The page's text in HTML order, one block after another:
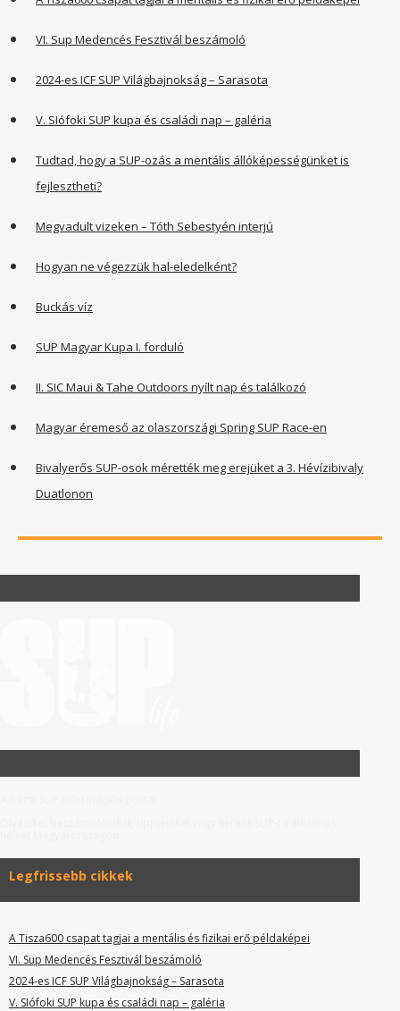
VI. Sup Medencés Fesztivál beszámoló
2024-es ICF SUP Világbajnokság – Sarasota
V. SIófoki SUP kupa és családi nap – galéria
Tudtad, hogy a SUP-ozás a mentális állóképességünket is
fejlesztheti?
Megvadult vizeken – Tóth Sebestyén interjú
Hogyan ne végezzük hal-eledelként?
Buckás víz
SUP Magyar Kupa I. forduló
II. SIC Maui & Tahe Outdoors nyílt nap és találkozó
Magyar éremeső az olaszországi Spring SUP Race-en
Bivalyerős SUP-osok mérették meg erejüket a 3. Hévízibivaly
Duatlonon
Legfrissebb cikkek
A Tisza600 csapat tagjai a mentális és fizikai erő példaképei
VI. Sup Medencés Fesztivál beszámoló
2024-es ICF SUP Világbajnokság – Sarasota
V. SIófoki SUP kupa és családi nap – galéria